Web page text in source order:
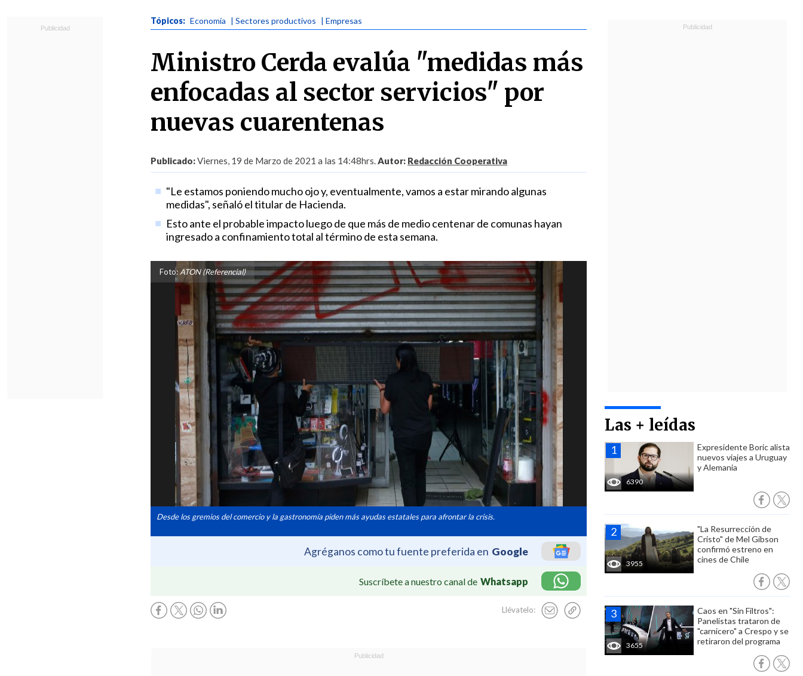
Tópicos: Economía | Sectores productivos | Empresas
Ministro Cerda evalúa "medidas más
enfocadas al sector servicios" por
nuevas cuarentenas
Publicado:Viernes, 19 de Marzo de 2021 a las 14:48hrs.Autor: Redacción Cooperativa
"Le estamos poniendo mucho ojo y, eventualmente, vamos a estar mirando algunas
medidas", señaló el titular de Hacienda.
Esto ante el probable impacto luego de que más de medio centenar de comunas hayan
ingresado a confinamiento total al término de esta semana.
Foto: ATON (Referencial)
Desde los gremios del comercio y la gastronomía piden más ayudas estatales para afrontar la crisis.
Agréganos como tu fuente preferida en Google
Suscríbete a nuestro canal de Whatsapp
Llévatelo:
Las + leídas
6390
Expresidente Boric alista
nuevos viajes a Uruguay
y Alemania
3955
"La Resurrección de
Cristo" de Mel Gibson
confirmó estreno en
cines de Chile
3655
Caos en "Sin Filtros":
Panelistas trataron de
"carnicero" a Crespo y se
retiraron del programa